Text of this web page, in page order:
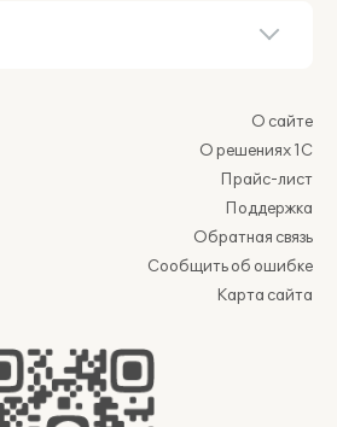
О сайте
О решениях 1С
Прайс-лист
Поддержка
Обратная связь
Сообщить об ошибке
Карта сайта